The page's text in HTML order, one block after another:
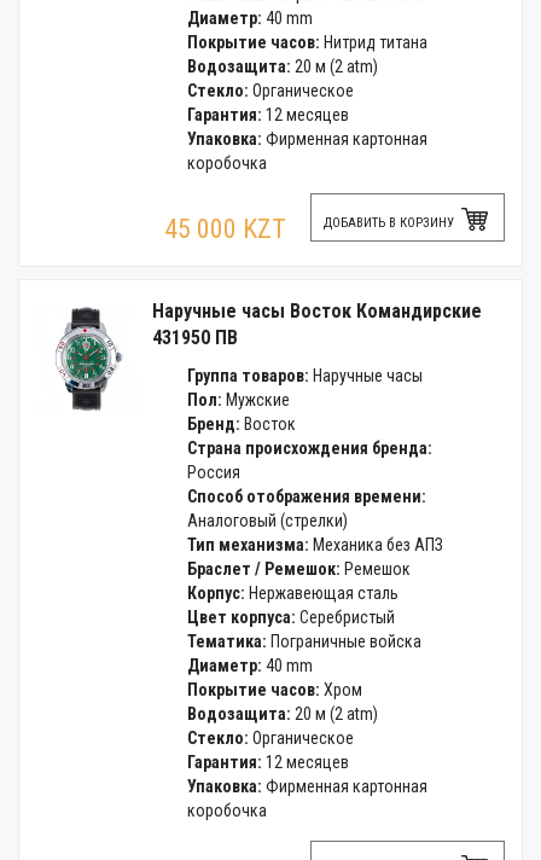
Диаметр: 40 mm
Покрытие часов: Нитрид титана
Водозащита: 20 м (2 atm)
Стекло: Органическое
Гарантия: 12 месяцев
Упаковка: Фирменная картонная
коробочка
45 000 KZT ДОБАВИТЬ В КОРЗИНУ
Наручные часы Восток Командирские
431950 ПВ
Группа товаров: Наручные часы
Пол: Мужские
Бренд: Восток
Страна происхождения бренда:
Россия
Способ отображения времени:
Аналоговый (стрелки)
Тип механизма: Механика без АПЗ
Браслет / Ремешок: Ремешок
Корпус: Нержавеющая сталь
Цвет корпуса: Серебристый
Тематика: Пограничные войска
Диаметр: 40 mm
Покрытие часов: Хром
Водозащита: 20 м (2 atm)
Стекло: Органическое
Гарантия: 12 месяцев
Упаковка: Фирменная картонная
коробочка